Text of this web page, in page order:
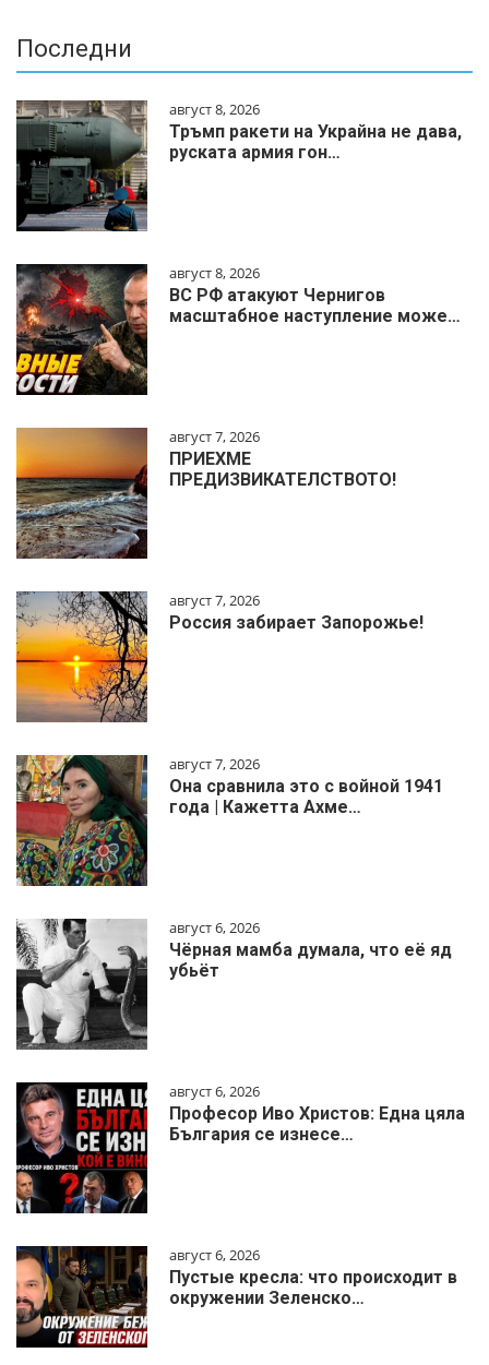
Последни
август 8, 2026
Тръмп ракети на Украйна не дава,
руската армия гон…
август 8, 2026
ВС РФ атакуют Чернигов
масштабное наступление може…
август 7, 2026
ПРИЕХМЕ
ПРЕДИЗВИКАТЕЛСТВОТО!
август 7, 2026
Россия забирает Запорожье!
август 7, 2026
Она сравнила это с войной 1941
года | Кажетта Ахме…
август 6, 2026
Чёрная мамба думала, что её яд
убьёт
август 6, 2026
Професор Иво Христов: Една цяла
България се изнесе…
август 6, 2026
Пустые кресла: что происходит в
окружении Зеленско…